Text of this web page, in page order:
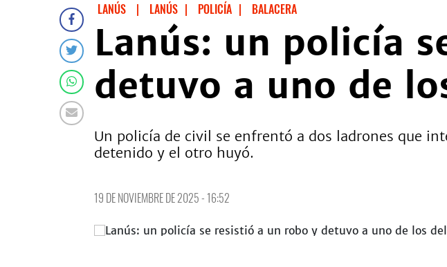
LANÚS | LANÚS | POLICÍA | BALACERA
Lanús: un policía
detuvo a uno de
Un policía de civil se enfrentó a dos ladrones que
detenido y el otro huyó.
19 DE NOVIEMBRE DE 2025 - 16:52